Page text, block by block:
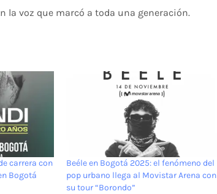
la voz que marcó a toda una generación.
carrera con
Bogotá
Beéle en Bogotá 2025: el fenómeno del
pop urbano llega al Movistar Arena con
su tour “Borondo”